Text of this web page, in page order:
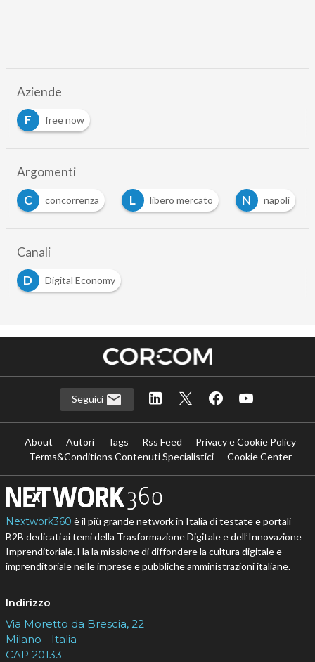
Aziende
F
free now
Argomenti
C
concorrenza L libero mercato N napoli
Canali
D
Digital Economy
Seguici
About Autori Tags Rss Feed
Privacy e Cookie Policy
Terms&Conditions Contenuti Specialistici
Cookie Center
Nextwork360 è il più grande network in Italia di testate e portali
B2B dedicati ai temi della Trasformazione Digitale e dell’Innovazione
Imprenditoriale. Ha la missione di diffondere la cultura digitale e
imprenditoriale nelle imprese e pubbliche amministrazioni italiane.
Indirizzo
Via Moretto da Brescia, 22
Milano - Italia
CAP 20133